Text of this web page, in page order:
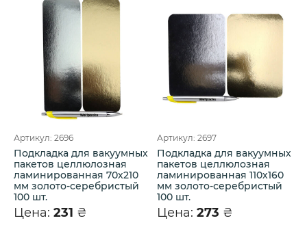
Артикул: 2696
Подкладка для вакуумных
пакетов целлюлозная
ламинированная 70х210
мм золото-серебристый
100 шт.
Цена: 231 ₴
Артикул: 2697
Подкладка для вакуумных
пакетов целлюлозная
ламинированная 110х160
мм золото-серебристый
100 шт.
Цена: 273 ₴